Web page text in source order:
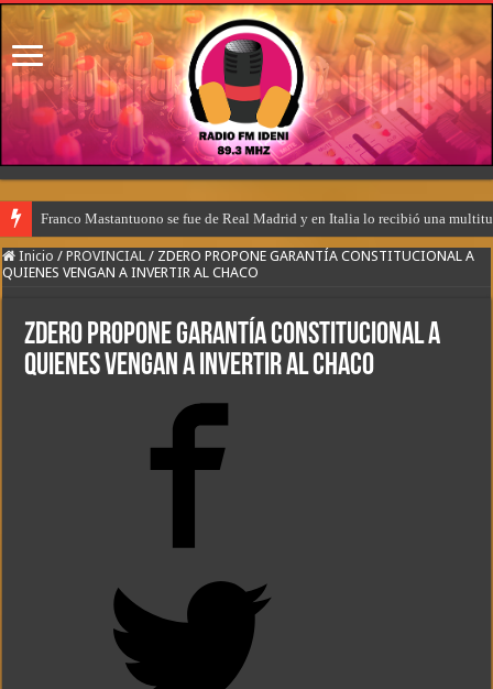
Franco Mastantuono se fue de Real Madrid y en Italia lo recibió una
Inicio / PROVINCIAL / ZDERO PROPONE GARANTÍA CONSTITUCIONAL A
QUIENES VENGAN A INVERTIR AL CHACO
ZDERO PROPONE GARANTÍA CONSTITUCIONAL A
QUIENES VENGAN A INVERTIR AL CHACO